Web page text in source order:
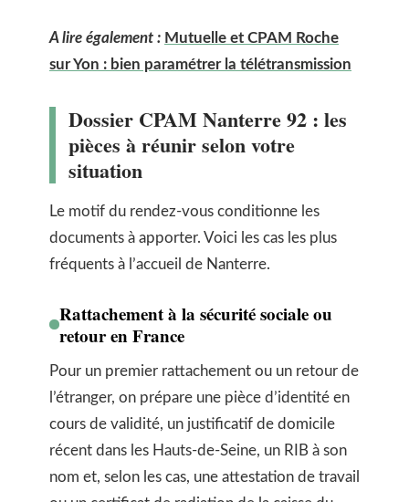
A lire également : Mutuelle et CPAM Roche
sur Yon : bien paramétrer la télétransmission
Dossier CPAM Nanterre 92 : les
pièces à réunir selon votre
situation
Le motif du rendez-vous conditionne les
documents à apporter. Voici les cas les plus
fréquents à l’accueil de Nanterre.
Rattachement à la sécurité sociale ou
retour en France
Pour un premier rattachement ou un retour de
l’étranger, on prépare une pièce d’identité en
cours de validité, un justificatif de domicile
récent dans les Hauts-de-Seine, un RIB à son
nom et, selon les cas, une attestation de travail